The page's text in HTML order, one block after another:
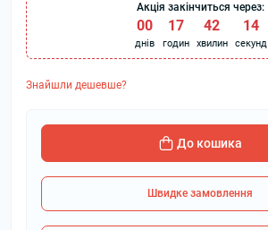
Акція закінчиться через:
00
днів
17
годин
42
хвилин
13
секунд
Знайшли дешевше?
До кошика
Швидке замовлення